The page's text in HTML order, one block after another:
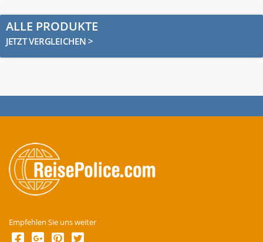
ALLE PRODUKTE
JETZT VERGLEICHEN >
Empfehlen Sie uns weiter